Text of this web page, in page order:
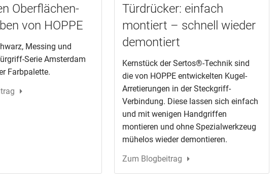
Oberflächen-
von HOPPE
Messing und
Serie Amsterdam
Farbpalette.
Türdrücker: einfach
montiert – schnell wieder
demontiert
Kernstück der Sertos®-Technik sind
die von HOPPE entwickelten Kugel-
Arretierungen in der Steckgriff-
Verbindung. Diese lassen sich einfach
und mit wenigen Handgriffen
montieren und ohne Spezialwerkzeug
mühelos wieder demontieren.
Zum Blogbeitrag